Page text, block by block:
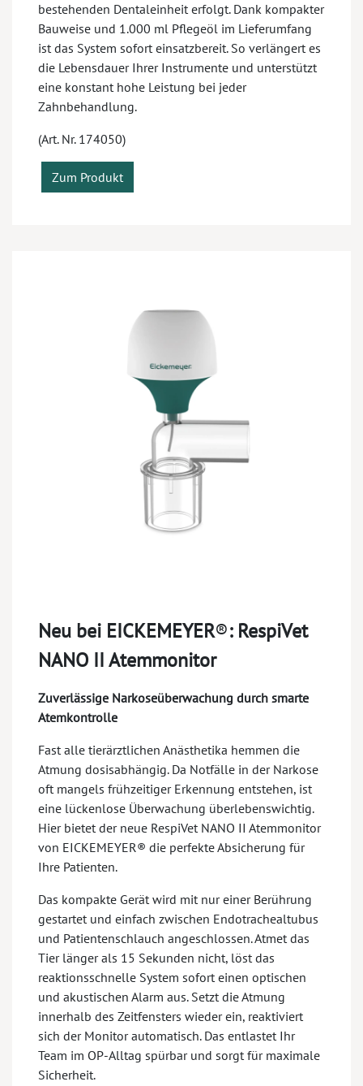
bestehenden Dentaleinheit erfolgt. Dank kompakter
Bauweise und 1.000 ml Pflegeöl im Lieferumfang
ist das System sofort einsatzbereit. So verlängert es
die Lebensdauer Ihrer Instrumente und unterstützt
eine konstant hohe Leistung bei jeder
Zahnbehandlung.
(Art. Nr. 174050)
Zum Produkt
Neu bei EICKEMEYER®:RespiVet
NANO II Atemmonitor
Zuverlässige Narkoseüberwachung durch smarte
Atemkontrolle
Fast alle tierärztlichen Anästhetika hemmen die
Atmung dosisabhängig. Da Notfälle in der Narkose
oft mangels frühzeitiger Erkennung entstehen, ist
eine lückenlose Überwachung überlebenswichtig.
Hier bietet der neue RespiVet NANO II Atemmonitor
von EICKEMEYER® die perfekte Absicherung für
Ihre Patienten.
Das kompakte Gerät wird mit nur einer Berührung
gestartet und einfach zwischen Endotrachealtubus
und Patientenschlauch angeschlossen. Atmet das
Tier länger als 15 Sekunden nicht, löst das
reaktionsschnelle System sofort einen optischen
und akustischen Alarm aus. Setzt die Atmung
innerhalb des Zeitfensters wieder ein, reaktiviert
sich der Monitor automatisch. Das entlastet Ihr
Team im OP-Alltag spürbar und sorgt für maximale
Sicherheit.